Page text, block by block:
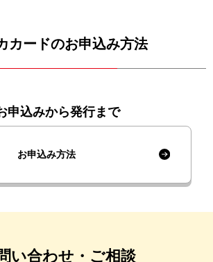
カードのお申込み方法
申込みから発行まで
お申込み方法
い合わせ・ご相談